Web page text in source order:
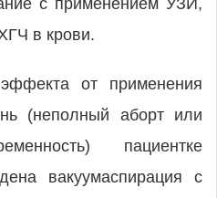
с применением УЗИ,
в крови.
от применения
(неполный аборт или
пациентке
вакуумаспирация с